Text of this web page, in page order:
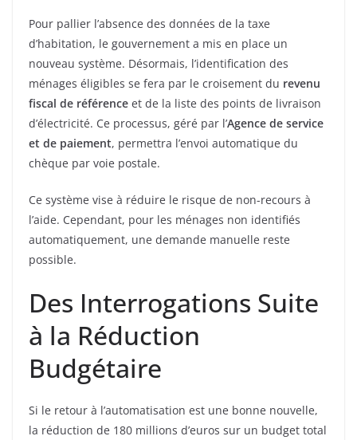
Pour pallier l’absence des données de la taxe
d’habitation, le gouvernement a mis en place un
nouveau système. Désormais, l’identification des
ménages éligibles se fera par le croisement du revenu
fiscal de référence et de la liste des points de livraison
d’électricité. Ce processus, géré par l’Agence de service
et de paiement, permettra l’envoi automatique du
chèque par voie postale.
Ce système vise à réduire le risque de non-recours à
l’aide. Cependant, pour les ménages non identifiés
automatiquement, une demande manuelle reste
possible.
Des Interrogations Suite
à la Réduction
Budgétaire
Si le retour à l’automatisation est une bonne nouvelle,
la réduction de 180 millions d’euros sur un budget total